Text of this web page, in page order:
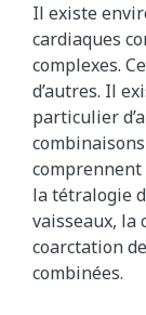
Il existe
cardiaques
complexes.
d’autres. Il
particulier
la tétralogie
vaisseaux,
coarctation
combinées.